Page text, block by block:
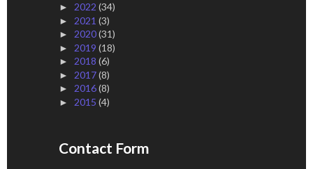
► 2022 (34)
► 2021 (3)
► 2020(31)
► 2019 (18)
► 2018 (6)
► 2017(8)
► 2016(8)
► 2015 (4)
Contact Form